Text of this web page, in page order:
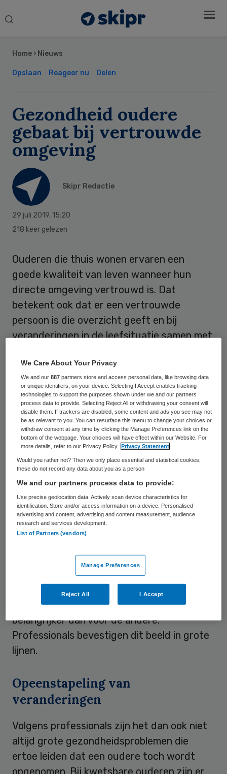
Search
Home › Nieuws
Opslaan Reageer nu Delen
Gezondheid oudere
gebaat bij vertrouwde
omgeving
Skipr Redactie
29 juli 2019, 15:20
218 keer gelezen
Ouderen die thuis wonen ervaren een
goede kwaliteit van leven wanneer hun
directe omgeving vertrouwd is. Dat
betekent ook dat er een vertrouwde
persoon is die overzicht geeft en bij
veranderingen in de leefsituatie samen met
onderzoek van het Nivel in opdracht van het
ministerie van Volksgezondheid, Welzijn en
Sport.
Het kabinetsbeleid is erop gericht dat
ouderen langer thuis wonen. Zolang dit
goed gaat, willen ouderen zelf ook graag in
hun vertrouwde omgeving blijven. In het
Nivel-onderzoek geven ouderen aan dat
‘kwaliteit van leven’ voor hen betekent dat
ze kunnen (blijven) doen wat belangrijk voor
hen is, zoals het uitoefenen van een hobby,
Daarnaast zijn aspecten als lichamelijke en
geestelijke gezondheid belangrijk, evenals
het hebben van sociale contacten. Controle
over het eigen leven is voor de ene oudere
belangrijker dan voor de andere.
Professionals bevestigen dit beeld in grote
lijnen.
Opeenstapeling van
veranderingen
Volgens professionals zijn het dan ook niet
altijd grote gezondheidsproblemen die
ertoe leiden dat een oudere toch wordt
opgenomen. Bij kwetsbare ouderen zijn er
Sidebar
We Care About Your Privacy
We and our887 partners store and access personal data, like browsing data
or unique identifiers, on your device. Selecting I Accept enables tracking
technologies to support the purposes shown under we and our partners
process data to provide. Selecting Reject All or withdrawing your consent will
disable them. If trackers are disabled, some content and ads you see may not
be as relevant to you. You can resurface this menu to change your choices or
withdraw consent at any time by clicking the Manage Preferences link on the
bottom of the webpage. Your choices will have effect within our Website. For
more details, refer to our Privacy Policy.
Privacy Statement
Would you rather not? Then we only place essential and statistical cookies,
these do not record any data about you as a person
We and our partners process data to provide:
Use precise geolocation data. Actively scan device characteristics for
identification. Store and/or access information on a device. Personalised
advertising and content, advertising and content measurement, audience
research and services development.
List of Partners (vendors)
Manage Preferences
Reject All I Accept